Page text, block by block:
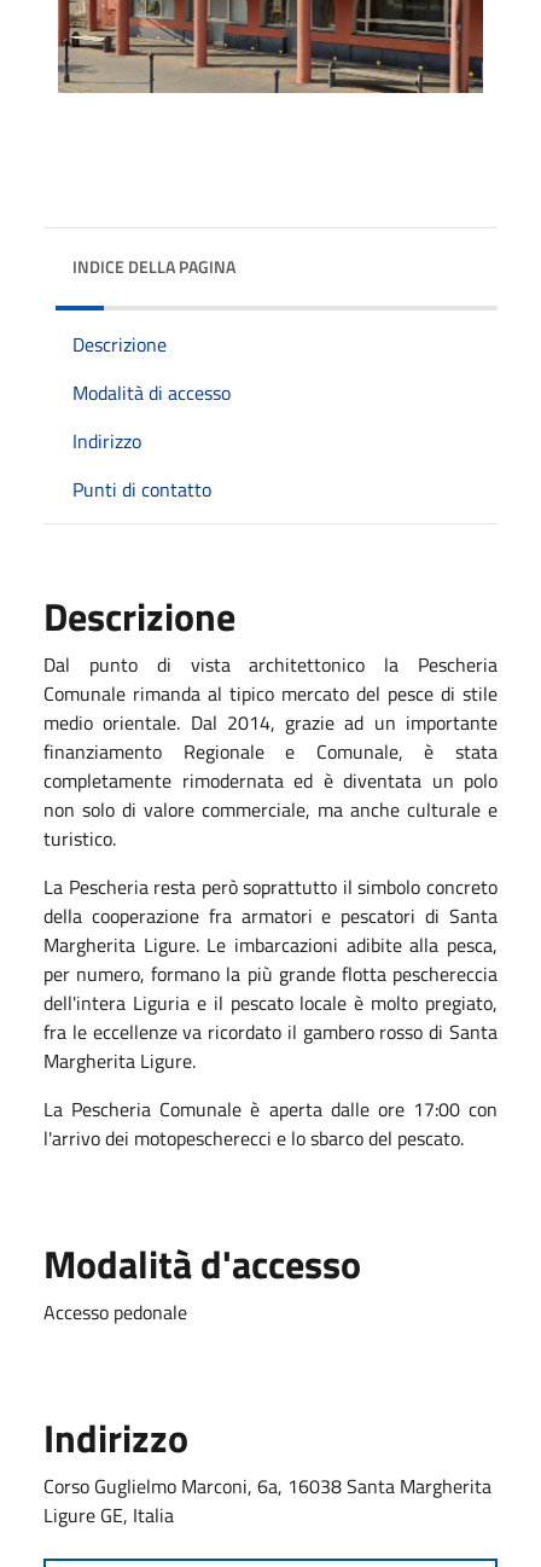
INDICE DELLA PAGINA
Descrizione
Modalità di accesso
Indirizzo
Punti di contatto
Descrizione
Dal punto di vista architettonico la Pescheria
Comunale rimanda al tipico mercato del pesce di stile
medio orientale. Dal 2014, grazie ad un importante
finanziamento Regionale e Comunale, è stata
completamente rimodernata ed è diventata un polo
non solo di valore commerciale, ma anche culturale e
turistico.
La Pescheria resta però soprattutto il simbolo concreto
della cooperazione fra armatori e pescatori di Santa
Margherita Ligure. Le imbarcazioni adibite alla pesca,
per numero, formano la più grande flotta peschereccia
dell'intera Liguria e il pescato locale è molto pregiato,
fra le eccellenze va ricordato il gambero rosso di Santa
Margherita Ligure.
La Pescheria Comunale è aperta dalle ore 17:00 con
l'arrivo dei motopescherecci e lo sbarco del pescato.
Modalità d'accesso
Accesso pedonale
Indirizzo
Corso Guglielmo Marconi, 6a, 16038 Santa Margherita
Ligure GE, Italia